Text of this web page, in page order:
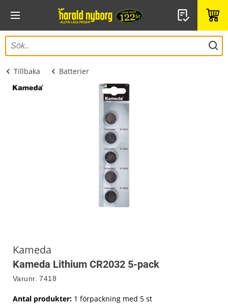
Tillbaka Batterier
Kameda
Kameda Lithium CR2032 5-pack
Varunr. 7418
Antal produkter: 1 förpackning med 5 st